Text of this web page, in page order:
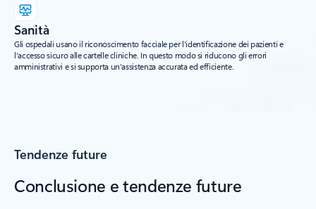
Sanità
Gli ospedali usano il riconoscimento facciale per l'identificazione dei pazienti e
l'accesso sicuro alle cartelle cliniche. In questo modo si riducono gli errori
amministrativi e si supporta un'assistenza accurata ed efficiente.
Tendenze future
Conclusione e tendenze future